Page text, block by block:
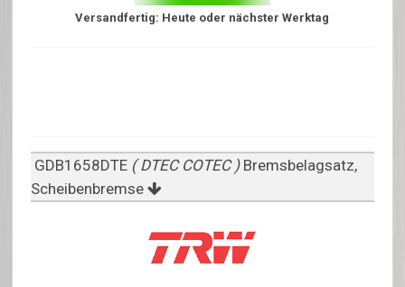
Versandfertig: Heute oder nächster Werktag
GDB1658DTE ( DTEC COTEC ) Bremsbelagsatz,
Scheibenbremse